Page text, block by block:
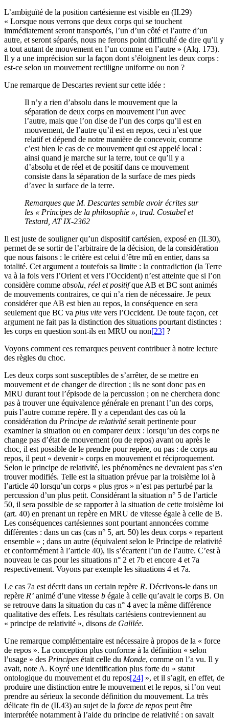
L’ambiguïté de la position cartésienne est visible en (II.29)
« Lorsque nous verrons que deux corps qui se touchent
immédiatement seront transportés, l’un d’un côté et l’autre d’un
autre, et seront séparés, nous ne ferons point difficulté de dire qu’il y
a tout autant de mouvement en l’un comme en l’autre » (Alq. 173).
Il y a une imprécision sur la façon dont s’éloignent les deux corps :
est-ce selon un mouvement rectiligne uniforme ou non ?
Une remarque de Descartes revient sur cette idée :
Il n’y a rien d’absolu dans le mouvement que la
séparation de deux corps en mouvement l’un avec
l’autre, mais que l’on dise de l’un des corps qu’il est en
mouvement, de l’autre qu’il est en repos, ceci n’est que
relatif et dépend de notre manière de concevoir, comme
c’est bien le cas de ce mouvement qui est appelé local :
ainsi quand je marche sur la terre, tout ce qu’il y a
d’absolu et de réel et de positif dans ce mouvement
consiste dans la séparation de la surface de mes pieds
d’avec la surface de la terre.
Remarques que M. Descartes semble avoir écrites sur
les « Principes de la philosophie », trad. Costabel et
Testard, AT IX-2362
Il est juste de souligner qu’un dispositif cartésien, exposé en (II.30),
permet de se sortir de l’arbitraire de la décision, de la considération
que nous faisons : le critère est celui d’être mû en entier, dans sa
totalité. Cet argument a toutefois sa limite : la contradiction (la Terre
va à la fois vers l’Orient et vers l’Occident) n’est atteinte que si l’on
considère comme absolu, réel et positifque AB et BC sont animés
de mouvements contraires, ce qui n’a rien de nécessaire. Je peux
considérer que AB est bien au repos, la conséquence en sera
seulement que BC va plus vite vers l’Occident. De toute façon, cet
argument ne fait pas la distinction des situations pourtant distinctes :
les corps en question sont-ils en MRU ou non[23] ?
Voyons comment ces remarques peuvent contribuer à notre lecture
des règles du choc.
Les deux corps sont susceptibles de s’arrêter, de se mettre en
mouvement et de changer de direction ; ils ne sont donc pas en
MRU durant tout l’épisode de la percussion ; on ne cherchera donc
pas à trouver une équivalence générale en prenant l’un des corps,
puis l’autre comme repère. Il y a cependant des cas où la
considération du Principe de relativitéserait pertinente pour
examiner la situation ou en comparer deux : lorsqu’un des corps ne
change pas d’état de mouvement (ou de repos) avant ou après le
choc, il est possible de le prendre pour repère, ou pas : de corps au
repos, il peut « devenir » corps en mouvement et réciproquement.
Selon le principe de relativité, les phénomènes ne devraient pas s’en
trouver modifiés. Telle est la situation prévue par la troisième loi à
l’article 40 lorsqu’un corps « plus gros » n’est pas perturbé par la
percussion d’un plus petit. Considérant la situation n° 5 de l’article
50, il sera possible de se rapporter à la situation de cette troisième loi
(art. 40) en prenant un repère en MRU de vitesse égale à celle de B.
Les conséquences cartésiennes sont pourtant annoncées comme
différentes : dans un cas (cas n° 5, art. 50) les deux corps « repartent
ensemble » ; dans un autre (équivalent selon le Principe de relativité
et conformément à l’article 40), ils s’écartent l’un de l’autre. C’est à
nouveau le cas pour les situations n° 2 et 7b et encore 4 et 7a
respectivement. Voyons par exemple les situations 4 et 7a.
Le cas 7a est décrit dans un certain repère R. Décrivons-le dans un
repère R’ animé d’une vitesse b égale à celle qu’avait le corps B. On
se retrouve dans la situation du cas n° 4 avec la même différence
qualitative des effets. Les résultats cartésiens contreviennent au
« principe de relativité », disons de Galilée.
Une remarque complémentaire est nécessaire à propos de la « force
de repos ». La conception plus conforme à la définition « selon
l’usage » des Principes était celle du Monde, comme on l’a vu. Il y
avait, note A. Koyré une identification plus forte du « statut
ontologique du mouvement et du repos[24] », et il s’agit, en effet, de
produire une distinction entre le mouvement et le repos, si l’on veut
prendre au sérieux la seconde définition du mouvement. La très
délicate fin de (II.43) au sujet de la force de repos peut être
interprétée notamment à l’aide du principe de relativité : on savait